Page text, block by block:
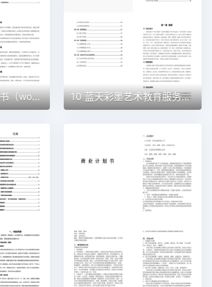
11 甜品店商业计划书（word+ppt配套）创业计划书word模板 10 蓝天彩墨艺术教育服务平台商业计划书（word+ppt配套）创业计划书word模板